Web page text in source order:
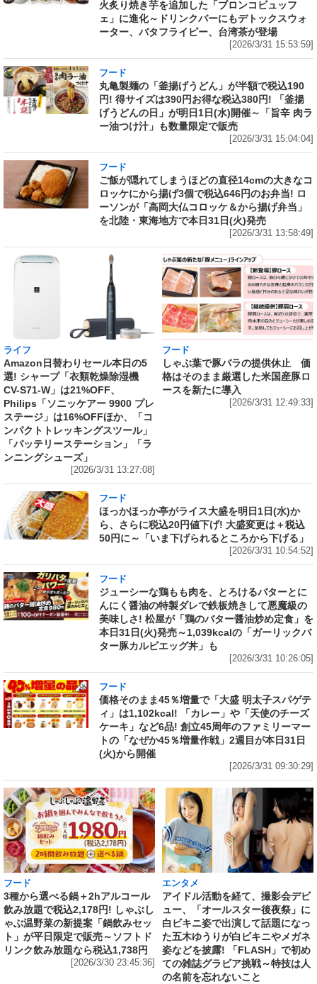
火炙り焼き芋を追加した「ブロンコビュッフ
ェ」に進化～ドリンクバーにもデトックスウォ
ーター、バタフライピー、台湾茶が登場
[2026/3/31 15:53:59]
フード
丸亀製麺の「釜揚げうどん」が半額で税込190
円! 得サイズは390円お得な税込380円! 「釜揚
げうどんの日」が明日1日(水)開催～「旨辛 肉ラ
ー油つけ汁」も数量限定で販売
[2026/3/31 15:04:04]
フード
ご飯が隠れてしまうほどの直径14cmの大きなコ
ロッケにから揚げ3個で税込646円のお弁当! ロ
ーソンが「高岡大仏コロッケ＆から揚げ弁当」
を北陸・東海地方で本日31日(火)発売
[2026/3/31 13:58:49]
ライフ
Amazon日替わりセール本日の5
選! シャープ「衣類乾燥除湿機
CV-S71-W」は21%OFF、
Philips「ソニッケアー 9900 プレ
ステージ」は16%OFFほか、「コ
ンパクトトレッキングスツール」
「バッテリーステーション」「ラ
ンニングシューズ」
[2026/3/31 13:27:08]
フード
しゃぶ葉で豚バラの提供休止 価
格はそのまま厳選した米国産豚ロ
ースを新たに導入
[2026/3/31 12:49:33]
フード
ほっかほっか亭がライス大盛を明日1日(水)か
ら、さらに税込20円値下げ! 大盛変更は＋税込
50円に～「いま下げられるところから下げる」
[2026/3/31 10:54:52]
フード
ジューシーな鶏もも肉を、とろけるバターとに
んにく醤油の特製ダレで鉄板焼きして悪魔級の
美味しさ! 松屋が「鶏のバター醤油炒め定食」を
本日31日(火)発売～1,039kcalの「ガーリックバ
ター豚カルビエッグ丼」も
[2026/3/31 10:26:05]
フード
価格そのまま45％増量で「大盛 明太子スパゲテ
ィ」は1,102kcal! 「カレー」や「天使のチーズ
ケーキ」など6品! 創立45周年のファミリーマー
トの「なぜか45％増量作戦」2週目が本日31日
(火)から開催
[2026/3/31 09:30:29]
フード
3種から選べる鍋＋2hアルコール
飲み放題で税込2,178円! しゃぶし
ゃぶ温野菜の新提案「鍋飲みセッ
ト」が平日限定で販売～ソフトド
リンク飲み放題なら税込1,738円
[2026/3/30 23:45:36]
エンタメ
アイドル活動を経て、撮影会デビ
ュー、「オールスター後夜祭」に
白ビキニ姿で出演して話題になっ
た五木ゆうりが白ビキニやメガネ
姿などを披露! 「FLASH」で初め
ての雑誌グラビア挑戦～特技は人
の名前を忘れないこと